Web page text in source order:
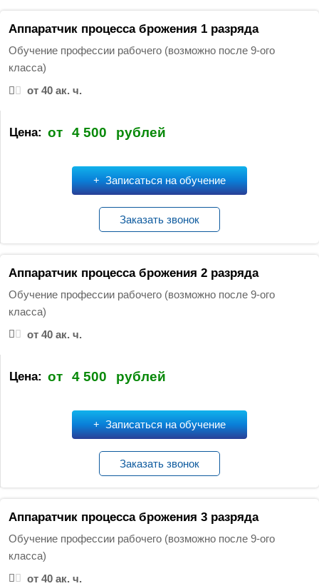
т
Аппаратчик процесса брожения 1 разряда
Обучение профессии рабочего (возможно после 9-ого
класса)
от 40 ак. ч.
Цена: от 4 500 рублей
Записаться на обучение
Заказать звонок
Аппаратчик процесса брожения 2 разряда
Обучение профессии рабочего (возможно после 9-ого
класса)
от 40 ак. ч.
Цена: от 4 500 рублей
Записаться на обучение
Заказать звонок
Аппаратчик процесса брожения 3 разряда
Обучение профессии рабочего (возможно после 9-ого
класса)
от 40 ак. ч.